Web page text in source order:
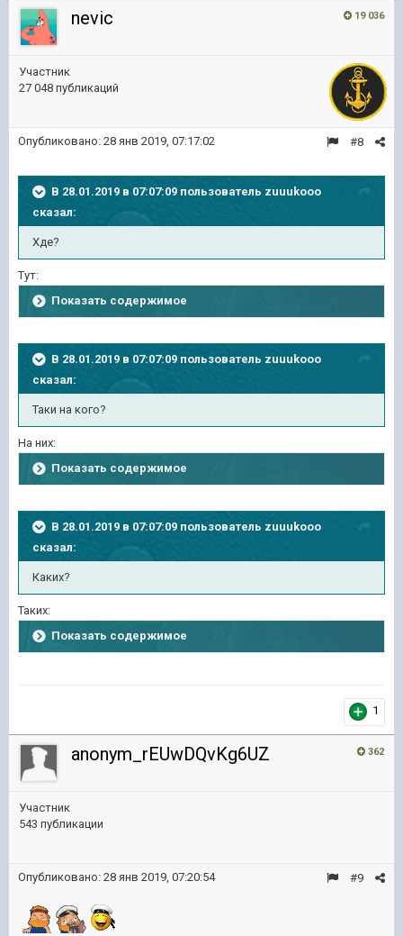
19 036
nevic
Участник
27 048 публикаций
#8
Опубликовано: 28 янв 2019, 07:17:02
В 28.01.2019 в 07:07:09 пользователь zuuukooo
сказал:
Хде?
Тут:
Показать содержимое
В 28.01.2019 в 07:07:09 пользователь zuuukooo
сказал:
Таки на кого?
На них:
Показать содержимое
В 28.01.2019 в 07:07:09 пользователь zuuukooo
сказал:
Каких?
Таких:
Показать содержимое
1
362
anonym_rEUwDQvKg6UZ
Участник
543 публикации
#9
Опубликовано: 28 янв 2019, 07:20:54